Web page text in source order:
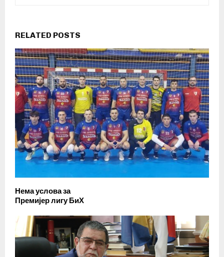
RELATED POSTS
Нема услова за
Премијер лигу БиХ